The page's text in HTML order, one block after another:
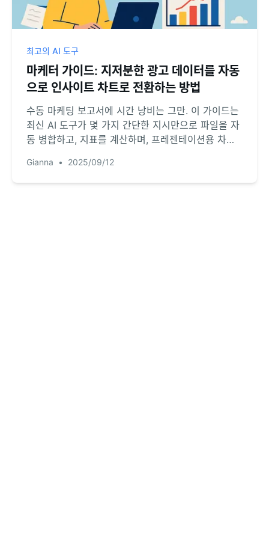
최고의 AI 도구
마케터 가이드: 지저분한 광고 데이터를 자동
으로 인사이트 차트로 전환하는 방법
수동 마케팅 보고서에 시간 낭비는 그만. 이 가이드는
최신 AI 도구가 몇 가지 간단한 지시만으로 파일을 자
동 병합하고, 지표를 계산하며, 프레젠테이션용 차트
보여줍니다. 스프레드시트가 아닌 전략에 주력하세요.
Gianna • 2025/09/12